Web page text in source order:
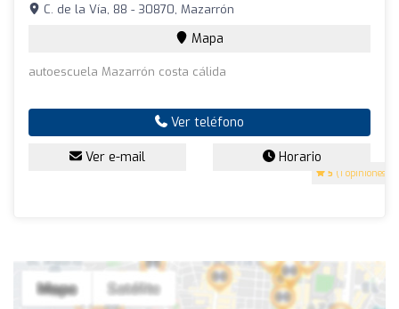
5 (1 opiniones)
C. de la Vía, 88 - 30870, Mazarrón
Mapa
autoescuela Mazarrón costa cálida
Ver teléfono
Ver e-mail Horario